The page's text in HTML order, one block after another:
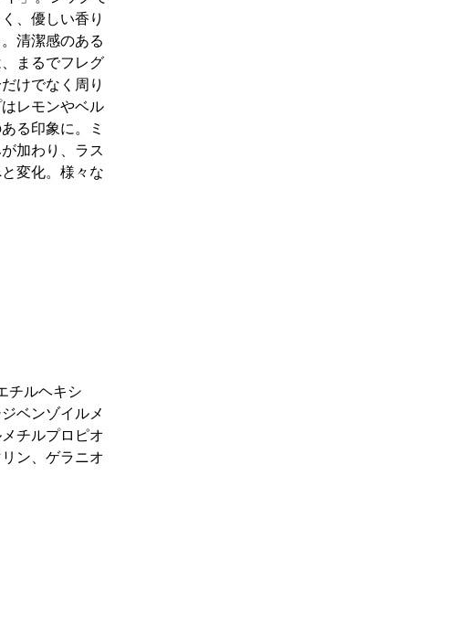
、優しい香り
清潔感のある
まるでフレグ
けでなく周り
レモンやベル
る印象に。ミ
加わり、ラス
変化。様々な
チルヘキシ
ベンゾイルメ
チルプロピオ
ン、ゲラニオ